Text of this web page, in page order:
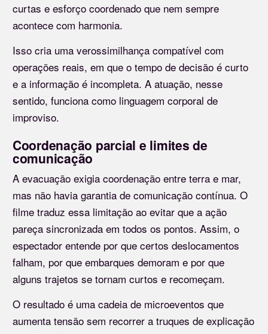
curtas e esforço coordenado que nem sempre
acontece com harmonia.
Isso cria uma verossimilhança compatível com
operações reais, em que o tempo de decisão é curto
e a informação é incompleta. A atuação, nesse
sentido, funciona como linguagem corporal de
improviso.
Coordenação parcial e limites de
comunicação
A evacuação exigia coordenação entre terra e mar,
mas não havia garantia de comunicação contínua. O
filme traduz essa limitação ao evitar que a ação
pareça sincronizada em todos os pontos. Assim, o
espectador entende por que certos deslocamentos
falham, por que embarques demoram e por que
alguns trajetos se tornam curtos e recomeçam.
O resultado é uma cadeia de microeventos que
aumenta tensão sem recorrer a truques de explicação